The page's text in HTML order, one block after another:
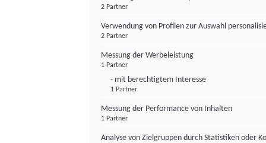
2 Partner
Verwendung von Profilen zur Auswahl
2 Partner
Messung der Werbeleistung
1 Partner
- mit berechtigtem Interesse
1 Partner
Messung der Performance von Inhalten
1 Partner
Analyse von Zielgruppen durch Statistiken oder